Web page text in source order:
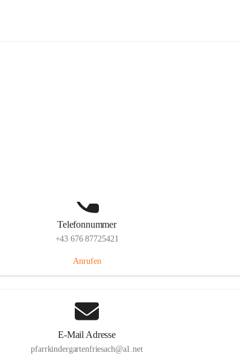
Telefonnummer
+43 676 87725421
Anrufen
E-Mail Adresse
pfarrkindergartenfriesach@a1.net